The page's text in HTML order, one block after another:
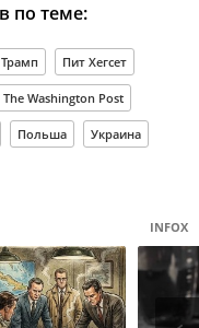
по теме:
Пит Хегсет
The Washington Post
Польша Украина
INFOX